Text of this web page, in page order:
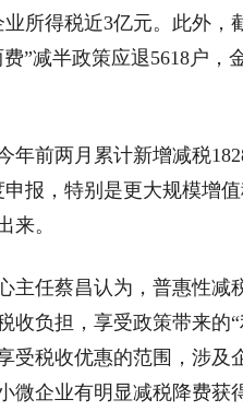
所得税近3亿元。此外，
”减半政策应退5618户，
前两月累计新增减税
报，特别是更大规模增
来。
任蔡昌认为，普惠性减
负担，享受政策带来的“
受税收优惠的范围，涉及
微企业有明显减税降费获